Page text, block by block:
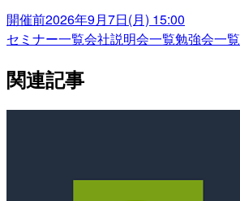
開催前2026年9月7日(月) 15:00
セミナー一覧会社説明会一覧勉強会一覧
関連記事